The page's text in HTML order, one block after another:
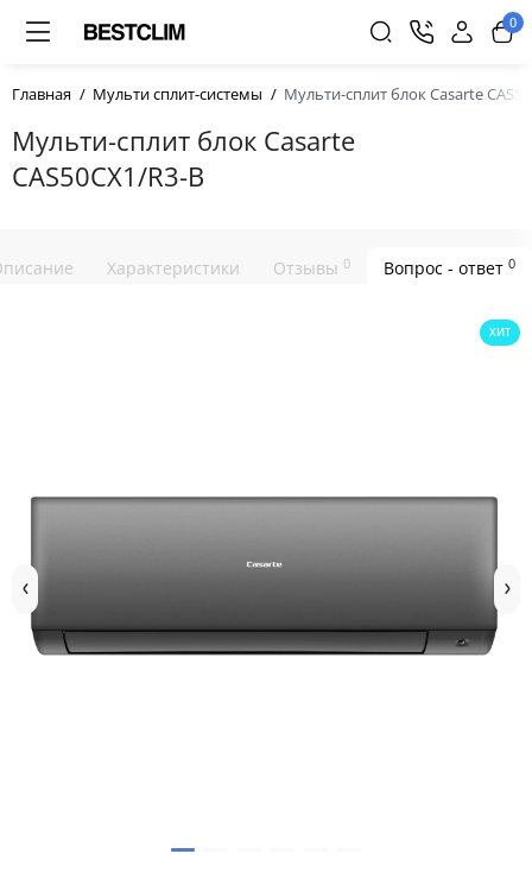
0
Главная Мульти сплит-системы Мульти-сплит блок Casarte
Мульти-сплит блок Casarte
CAS50CX1/R3-B
Характеристики Отзывы 0 Вопрос - ответ 0
ХИТ